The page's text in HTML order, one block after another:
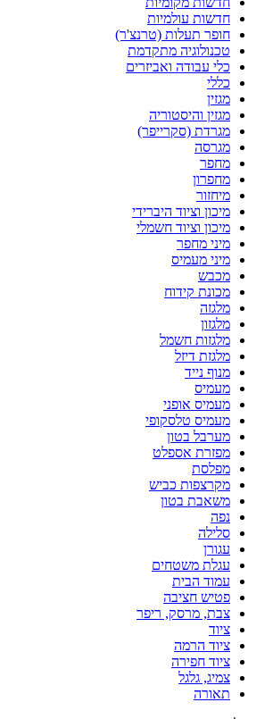
חדשות עולמיות
חופר תעלות (טרנצ'ר)
טכנולוגיה מתקדמת
כלי עבודה ואביזרים
כללי
מגזין
מגזין והיסטוריה
מגרדת (סקרייפר)
מגרסה
מחפר
מחפרון
מיחזור
מיכון וציוד היברידי
מיכון וציוד חשמלי
מיני מחפר
מיני מעמיס
מכבש
מכונת קידוח
מלגזה
מלגזון
מלגזות חשמל
מלגזת דיזל
מנוף נייד
מעמיס
מעמיס אופני
מעמיס טלסקופי
מערבל בטון
מפזרת אספלט
מפלסת
מקרצפות כביש
משאבת בטון
נפה
סלילה
עגורן
עגלת משטחים
עמוד הבית
פטיש חציבה
צבת, מרסק, ריפר
ציוד
ציוד הרמה
ציוד חפירה
צמיג, גלגל
תאורה